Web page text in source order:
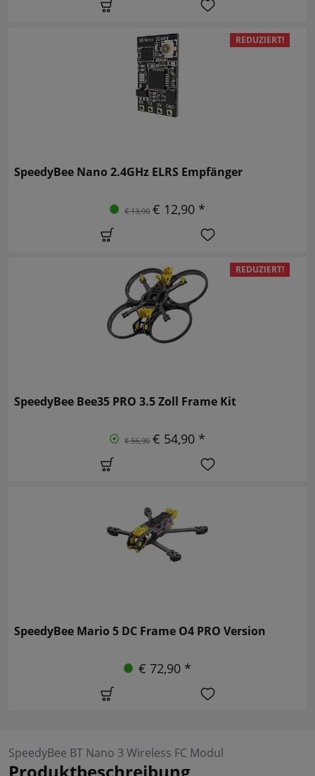
REDUZIERT!
SpeedyBee Nano 2.4GHz ELRS Empfänger
€ 13,90 € 12,90 *
REDUZIERT!
SpeedyBee Bee35 PRO 3.5 Zoll Frame Kit
€ 56,90 € 54,90 *
SpeedyBee Mario 5 DC Frame O4 PRO Version
€ 72,90 *
SpeedyBee BT Nano 3 Wireless FC Modul
Produktbeschreibung